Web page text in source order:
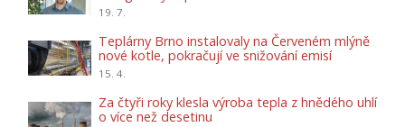
19. 7.
Teplárny Brno instalovaly na Červeném mlýně
nové kotle, pokračují ve snižování emisí
15. 4.
Za čtyři roky klesla výroba tepla z hnědého uhlí
o více než desetinu